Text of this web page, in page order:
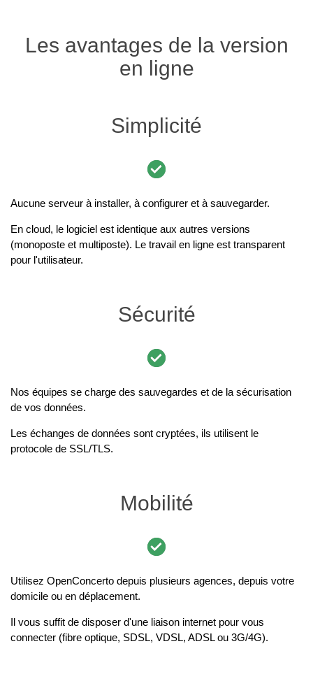
Les avantages de la version
en ligne
Simplicité
Aucune serveur à installer, à configurer et à sauvegarder.
En cloud, le logiciel est identique aux autres versions
(monoposte et multiposte). Le travail en ligne est transparent
pour l'utilisateur.
Sécurité
Nos équipes se charge des sauvegardes et de la sécurisation
de vos données.
Les échanges de données sont cryptées, ils utilisent le
protocole de SSL/TLS.
Mobilité
Utilisez OpenConcerto depuis plusieurs agences, depuis votre
domicile ou en déplacement.
Il vous suffit de disposer d'une liaison internet pour vous
connecter (fibre optique, SDSL, VDSL, ADSL ou 3G/4G).